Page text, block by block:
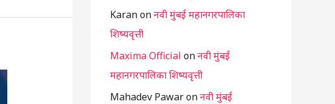
Karanonनवी मुंबई महानगरपालिका
शिष्यवृत्ती
Maxima Official onनवी मुंबई
महानगरपालिका शिष्यवृत्ती
Mahadev Pawaronनवी मुंबई